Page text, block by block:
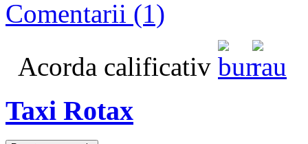
Comentarii (1)
Acorda calificativ
Taxi Rotax